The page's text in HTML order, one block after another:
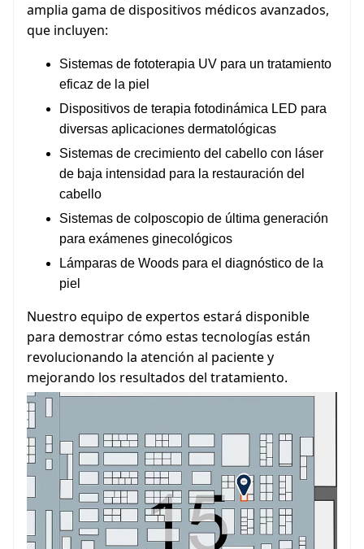
amplia gama de dispositivos médicos avanzados,
que incluyen:
Sistemas de fototerapia UV para un tratamiento
eficaz de la piel
Dispositivos de terapia fotodinámica LED para
diversas aplicaciones dermatológicas
Sistemas de crecimiento del cabello con láser
de baja intensidad para la restauración del
cabello
Sistemas de colposcopio de última generación
para exámenes ginecológicos
Lámparas de Woods para el diagnóstico de la
piel
Nuestro equipo de expertos estará disponible
para demostrar cómo estas tecnologías están
revolucionando la atención al paciente y
mejorando los resultados del tratamiento.